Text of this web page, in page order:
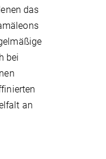
das
bei
an